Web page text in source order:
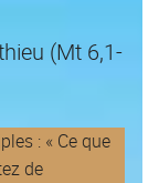
(Mt 6,1-
: « Ce que
de